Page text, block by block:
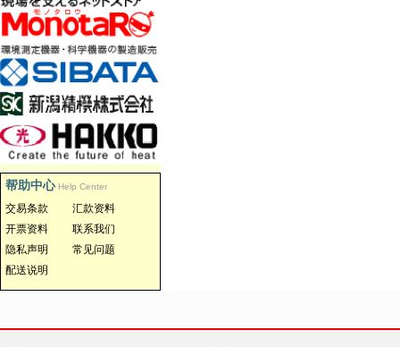
帮助中心 Help Center
交易条款
汇款资料
开票资料
联系我们
隐私声明
常见问题
配送说明